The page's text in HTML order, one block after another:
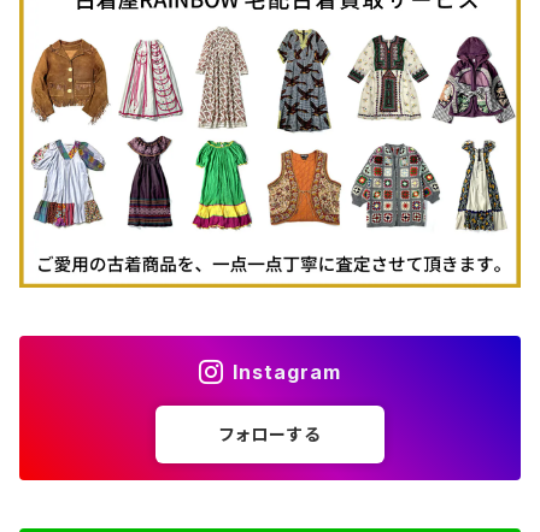
古着パーカー
古着タンクトップ
Instagram
フォローする